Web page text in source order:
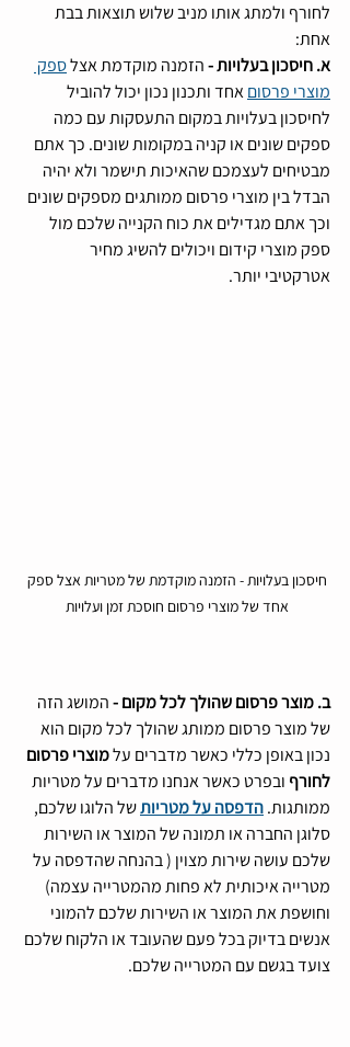
לחורף ולמתג אותו מניב שלוש תוצאות בבת
אחת:
א. חיסכון בעלויות - הזמנה מוקדמת אצל ספק
מוצרי פרסום אחד ותכנון נכון יכול להוביל
לחיסכון בעלויות במקום התעסקות עם כמה
ספקים שונים או קניה במקומות שונים. כך אתם
מבטיחים לעצמכם שהאיכות תישמר ולא יהיה
הבדל בין מוצרי פרסום ממותגים מספקים שונים
וכך אתם מגדילים את כוח הקנייה שלכם מול
ספק מוצרי קידום ויכולים להשיג מחיר
אטרקטיבי יותר.
חיסכון בעלויות - הזמנה מוקדמת של מטריות אצל ספק
אחד של מוצרי פרסום חוסכת זמן ועלויות
ב. מוצר פרסום שהולך לכל מקום - המושג הזה
של מוצר פרסום ממותג שהולך לכל מקום הוא
נכון באופן כללי כאשר מדברים על מוצרי פרסום
לחורף ובפרט כאשר אנחנו מדברים על מטריות
ממותגות. הדפסה על מטריות של הלוגו שלכם,
סלוגן החברה או תמונה של המוצר או השירות
שלכם עושה שירות מצוין ( בהנחה שהדפסה על
מטרייה איכותית לא פחות מהמטרייה עצמה)
וחושפת את המוצר או השירות שלכם להמוני
אנשים בדיוק בכל פעם שהעובד או הלקוח שלכם
צועד בגשם עם המטרייה שלכם.